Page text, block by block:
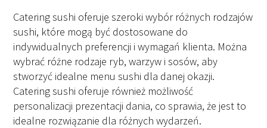
Catering sushi oferuje szeroki wybór różnych rodzajów
sushi, które mogą być dostosowane do
indywidualnych preferencji i wymagań klienta. Można
wybrać różne rodzaje ryb, warzyw i sosów, aby
stworzyć idealne menu sushi dla danej okazji.
Catering sushi oferuje również możliwość
personalizacji prezentacji dania, co sprawia, że ​​jest to
idealne rozwiązanie dla różnych wydarzeń.